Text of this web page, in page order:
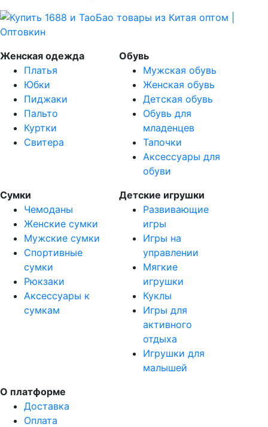
Женская одежда
Платья
Юбки
Пиджаки
Пальто
Куртки
Свитера
Обувь
Мужская обувь
Женская обувь
Детская обувь
Обувь для
младенцев
Тапочки
Аксессуары для
обуви
Сумки
Чемоданы
Женские сумки
Мужские сумки
Спортивные
сумки
Рюкзаки
Аксессуары к
сумкам
Детские игрушки
Развивающие
игры
Игры на
управлении
Мягкие
игрушки
Куклы
Игры для
активного
отдыха
Игрушки для
малышей
О платформе
Доставка
Оплата